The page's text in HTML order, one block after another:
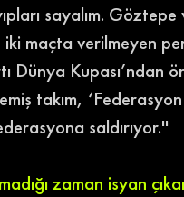
sayalım.
iki maçta verilmeyen
Dünya Kupası’ndan
takım,
saldırıyor.''
zaman isyan